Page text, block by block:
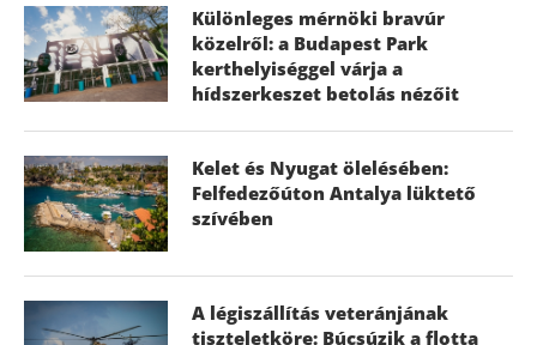
Különleges mérnöki bravúr
közelről: a Budapest Park
kerthelyiséggel várja a
hídszerkeszet betolás nézőit
Kelet és Nyugat ölelésében:
Felfedezőúton Antalya lüktető
szívében
A légiszállítás veteránjának
tiszteletköre: Búcsúzik a flotta